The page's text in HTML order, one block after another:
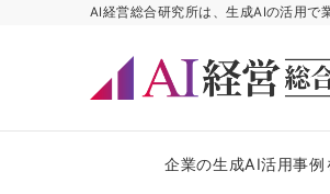
AI経営総合研究所は、生成AIの活用で
企業の生成AI活用事例